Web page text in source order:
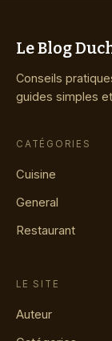
Le Blog
Conseils
guides simples
CATÉGORIES
Cuisine
General
Restaurant
LE SITE
Auteur